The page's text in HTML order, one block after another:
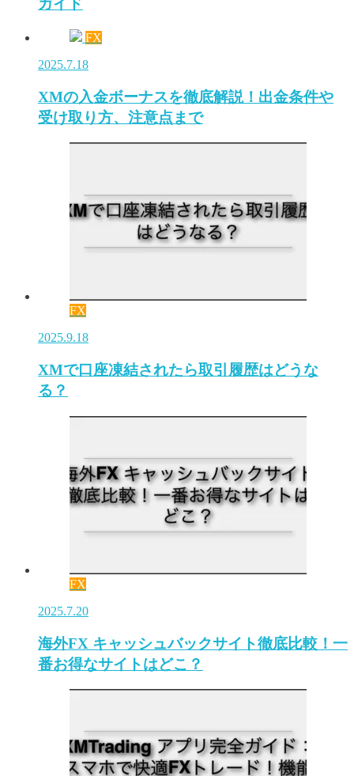
ガイド
FX
2025.7.18
XMの入金ボーナスを徹底解説！出金条件や
受け取り方、注意点まで
FX
2025.9.18
XMで口座凍結されたら取引履歴はどうな
る？
FX
2025.7.20
海外FX キャッシュバックサイト徹底比較！一
番お得なサイトはどこ？